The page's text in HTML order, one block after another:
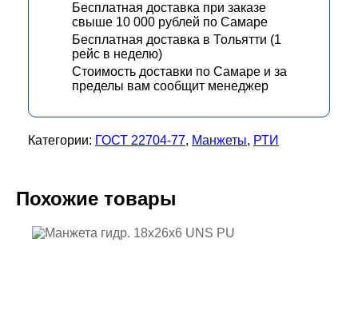
Бесплатная доставка при заказе
свыше 10 000 рублей по Самаре
Бесплатная доставка в Тольятти (1
рейс в неделю)
Стоимость доставки по Самаре и за
пределы вам сообщит менеджер
Категории: ГОСТ 22704-77, Манжеты, РТИ
Похожие товары